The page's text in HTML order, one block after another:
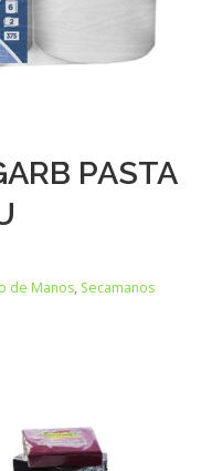
PASTA
de Manos, Secamanos